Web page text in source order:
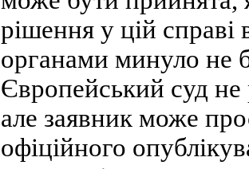
рішення у цій
органами минуло не
Європейський суд не
але заявник може
офіційного